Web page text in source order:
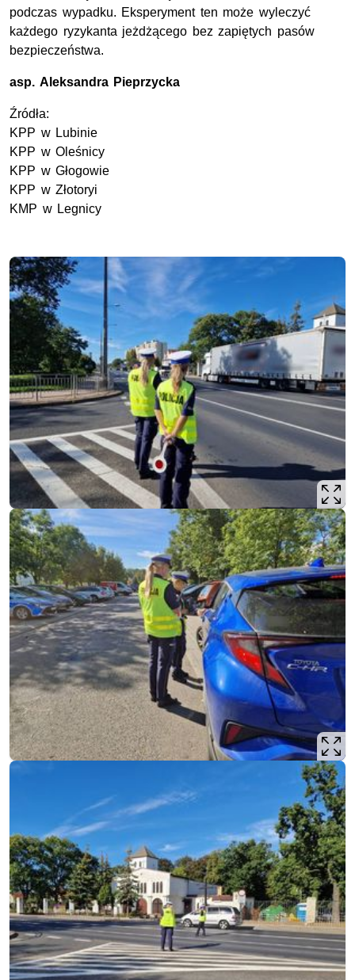
podczas wypadku. Eksperyment ten może wyleczyć
każdego ryzykanta jeżdżącego bez zapiętych pasów
bezpieczeństwa.
asp. Aleksandra Pieprzycka
Źródła:
KPP w Lubinie
KPP w Oleśnicy
KPP w Głogowie
KPP w Złotoryi
KMP w Legnicy